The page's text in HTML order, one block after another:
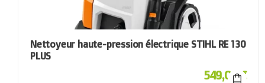
Nettoyeur haute-pression électrique STIHL RE 130
PLUS
549,00€